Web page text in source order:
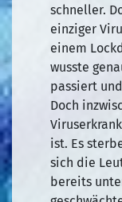
schneller.
einziger
einem
wusste
passiert
Doch
ist. Es
sich die
bereits